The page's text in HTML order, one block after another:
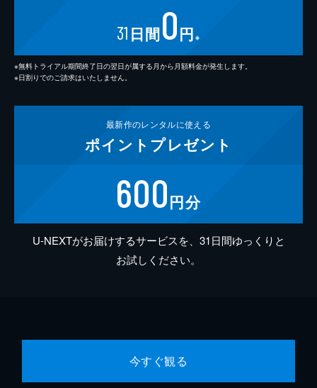
31 日間0円 ※
※無料トライアル期間終了日の翌日が属する月から月額料金が発生します。
※日割りでのご請求はいたしません。
最新作のレンタルに使える
ポイント プレゼント
600円分
U-NEXTがお届けするサービスを、31日間ゆっくりと
お試しください。
今すぐ観る